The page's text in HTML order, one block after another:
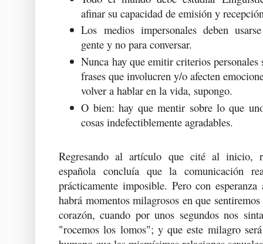
afinar su capacidad de emisión y
Los medios impersonales deben
gente y no para conversar.
Nunca hay que emitir criterios personales
frases que involucren y/o afecten
volver a hablar en la vida, supongo.
O bien: hay que mentir sobre lo que
cosas indefectiblemente agradables.
Regresando al artículo que cité al inicio,
española concluía que la comunicación
prácticamente imposible. Pero con
habrá momentos milagrosos en que
corazón, cuando por unos segundos nos
"rocemos los lomos"; y que este milagro